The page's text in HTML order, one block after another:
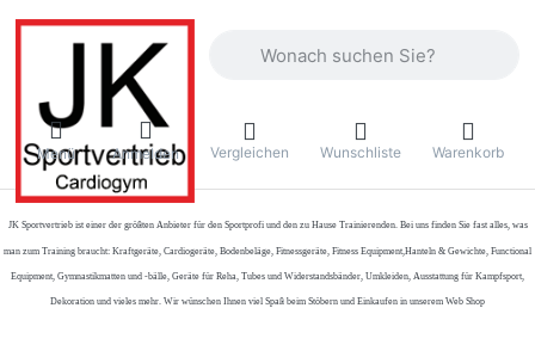
Menü Anmelden Vergleichen Wunschliste Warenkorb
JK Sportvertrieb ist einer der größten Anbieter für den Sportprofi und den zu Hause Trainierenden. Bei uns finden Sie fast alles, was
man zum Training braucht: Kraftgeräte, Cardiogeräte, Bodenbeläge, Fitnessgeräte, Fitness Equipment,Hanteln & Gewichte, Functional
Equipment, Gymnastikmatten und -bälle, Geräte für Reha, Tubes und Widerstandsbänder, Umkleiden, Ausstattung für Kampfsport,
Dekoration und vieles mehr. Wir wünschen Ihnen viel Spaß beim Stöbern und Einkaufen in unserem Web Shop